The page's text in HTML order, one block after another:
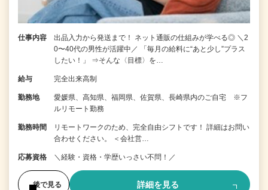
仕事内容
出品入力から発送まで！ ネット通販の仕組みが学べる◎ ＼2
0〜40代の男性が活躍中／ 「毎月の給料に“あと少し”プラス
したい！」 ⇒そんな〈目標〉を…
給与 完全出来高制
勤務地
愛媛県、高知県、福岡県、佐賀県、長崎県内のご自宅 ※フ
ルリモート勤務
勤務時間
リモートワークのため、完全自由シフトです！ 詳細はお問い
合わせください。 ＜会社営…
応募資格 ＼経験・資格・学歴いっさい不問！／
後で見る 詳細を見る